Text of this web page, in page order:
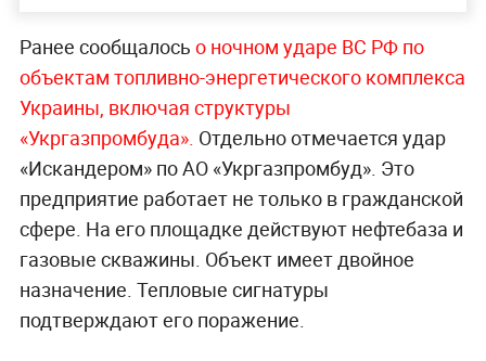
Ранее сообщалось о ночном ударе ВС РФ по
объектам топливно-энергетического комплекса
Украины, включая структуры
«Укргазпромбуда». Отдельно отмечается удар
«Искандером» по АО «Укргазпромбуд». Это
предприятие работает не только в гражданской
сфере. На его площадке действуют нефтебаза и
газовые скважины. Объект имеет двойное
назначение. Тепловые сигнатуры
подтверждают его поражение.